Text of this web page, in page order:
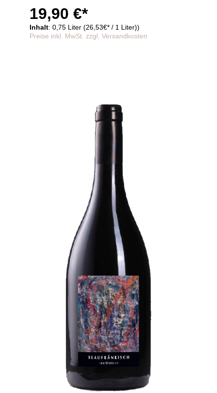
vermählt sich mit pfeffriger Würze des
Cabernets.Einzigartig und unbeschreiblich im
Geschmack, Reife im alten Eichenholzfass
19,90 €*
Inhalt: 0,75 Liter (26,53€* / 1 Liter))
Preise inkl. MwSt. zzgl. Versandkosten